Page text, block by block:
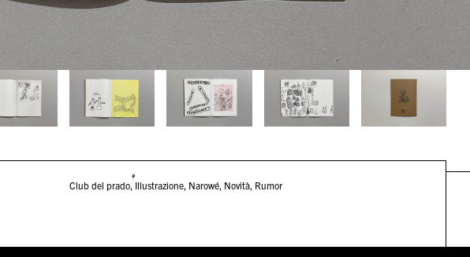
#
Club del prado, Illustrazione, Narowé, Novità, Rumor